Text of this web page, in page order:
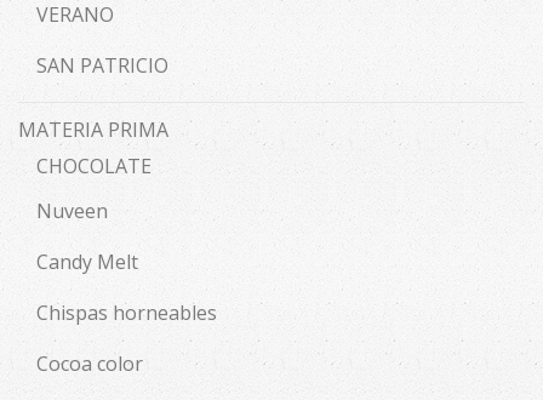
VERANO
SAN PATRICIO
MATERIA PRIMA
CHOCOLATE
Nuveen
Candy Melt
Chispas horneables
Cocoa color